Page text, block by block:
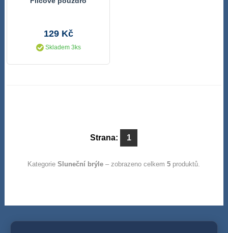
129 Kč
Skladem 3ks
Strana: 1
KategorieSluneční brýle – zobrazeno celkem5 produktů.